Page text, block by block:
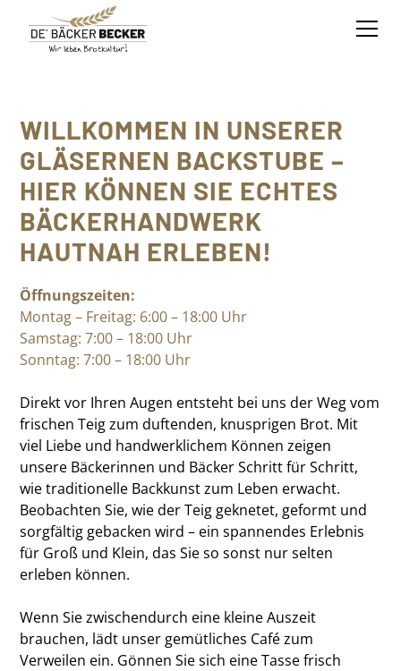
WILLKOMMEN IN UNSERER
GLÄSERNEN BACKSTUBE –
HIER KÖNNEN SIE ECHTES
BÄCKERHANDWERK
HAUTNAH ERLEBEN!
Öffnungszeiten:
Montag – Freitag: 6:00 – 18:00 Uhr
Samstag: 7:00 – 18:00 Uhr
Sonntag: 7:00 – 18:00 Uhr
Direkt vor Ihren Augen entsteht bei uns der Weg vom
frischen Teig zum duftenden, knusprigen Brot. Mit
viel Liebe und handwerklichem Können zeigen
unsere Bäckerinnen und Bäcker Schritt für Schritt,
wie traditionelle Backkunst zum Leben erwacht.
Beobachten Sie, wie der Teig geknetet, geformt und
sorgfältig gebacken wird – ein spannendes Erlebnis
für Groß und Klein, das Sie so sonst nur selten
erleben können.
Wenn Sie zwischendurch eine kleine Auszeit
brauchen, lädt unser gemütliches Café zum
Verweilen ein. Gönnen Sie sich eine Tasse frisch